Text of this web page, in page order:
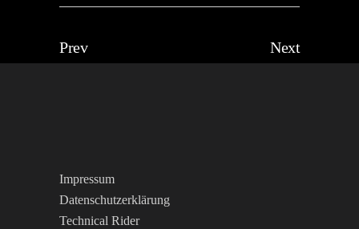
Prev Next
Impressum
Datenschutzerklärung
Technical Rider